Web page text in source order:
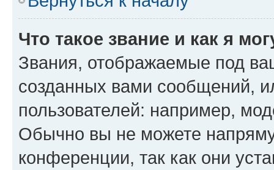
Что такое звание и как я
Звания, отображаемые под
созданных вами сообщений,
пользователей: например,
Обычно вы не можете
конференции, так как они